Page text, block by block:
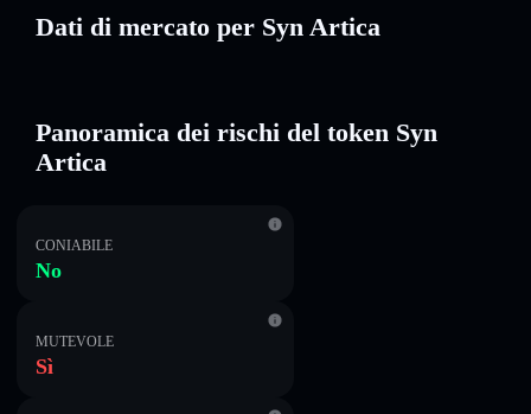
Dati di mercato per Syn Artica
Panoramica dei rischi del token Syn
Artica
CONIABILE
No
MUTEVOLE
Sì